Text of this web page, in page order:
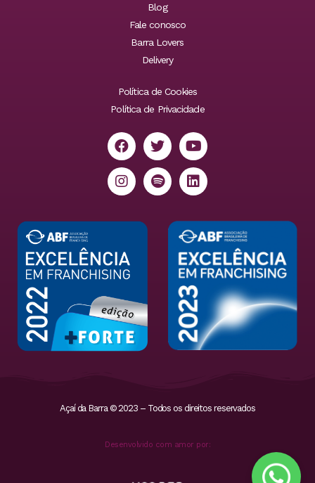
Blog
Fale conosco
Barra Lovers
Delivery
Política de Cookies
Política de Privacidade
Açaí da Barra © 2023 – Todos os direitos reservados
Desenvolvido com amor por: